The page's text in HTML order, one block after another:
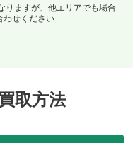
りますが、他エリアでも場合
わせください
取方法